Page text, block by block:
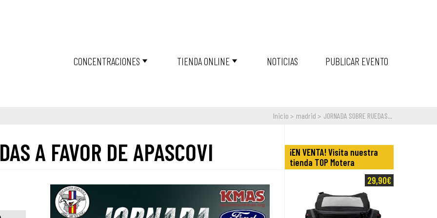
CONCENTRACIONES TIENDA ONLINE NOTICIAS PUBLICAR EVENTO
Inicio madrid JORNADA SOBRE RUEDAS...
A FAVOR DE APASCOVI
¡EN VENTA! Visita nuestra
tienda TOP Motera
29,90€